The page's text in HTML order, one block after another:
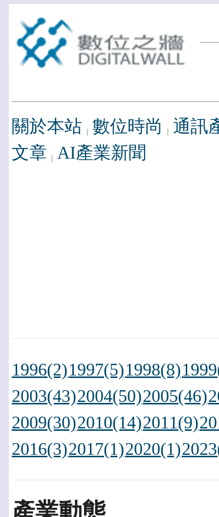
關於本站 數位時尚
通訊
文章 AI產業新聞
1996(2)1997(5)1998(8)
2003(43)2004(50)2005(46)
2009(30)2010(14)2011(9)
2016(3)2017(1)2020(1)
產業動態